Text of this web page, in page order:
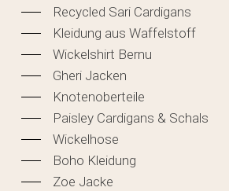
Recycled Sari Cardigans
Kleidung aus Waffelstoff
Wickelshirt Bernu
Gheri Jacken
Knotenoberteile
Paisley Cardigans & Schals
Wickelhose
Boho Kleidung
Zoe Jacke